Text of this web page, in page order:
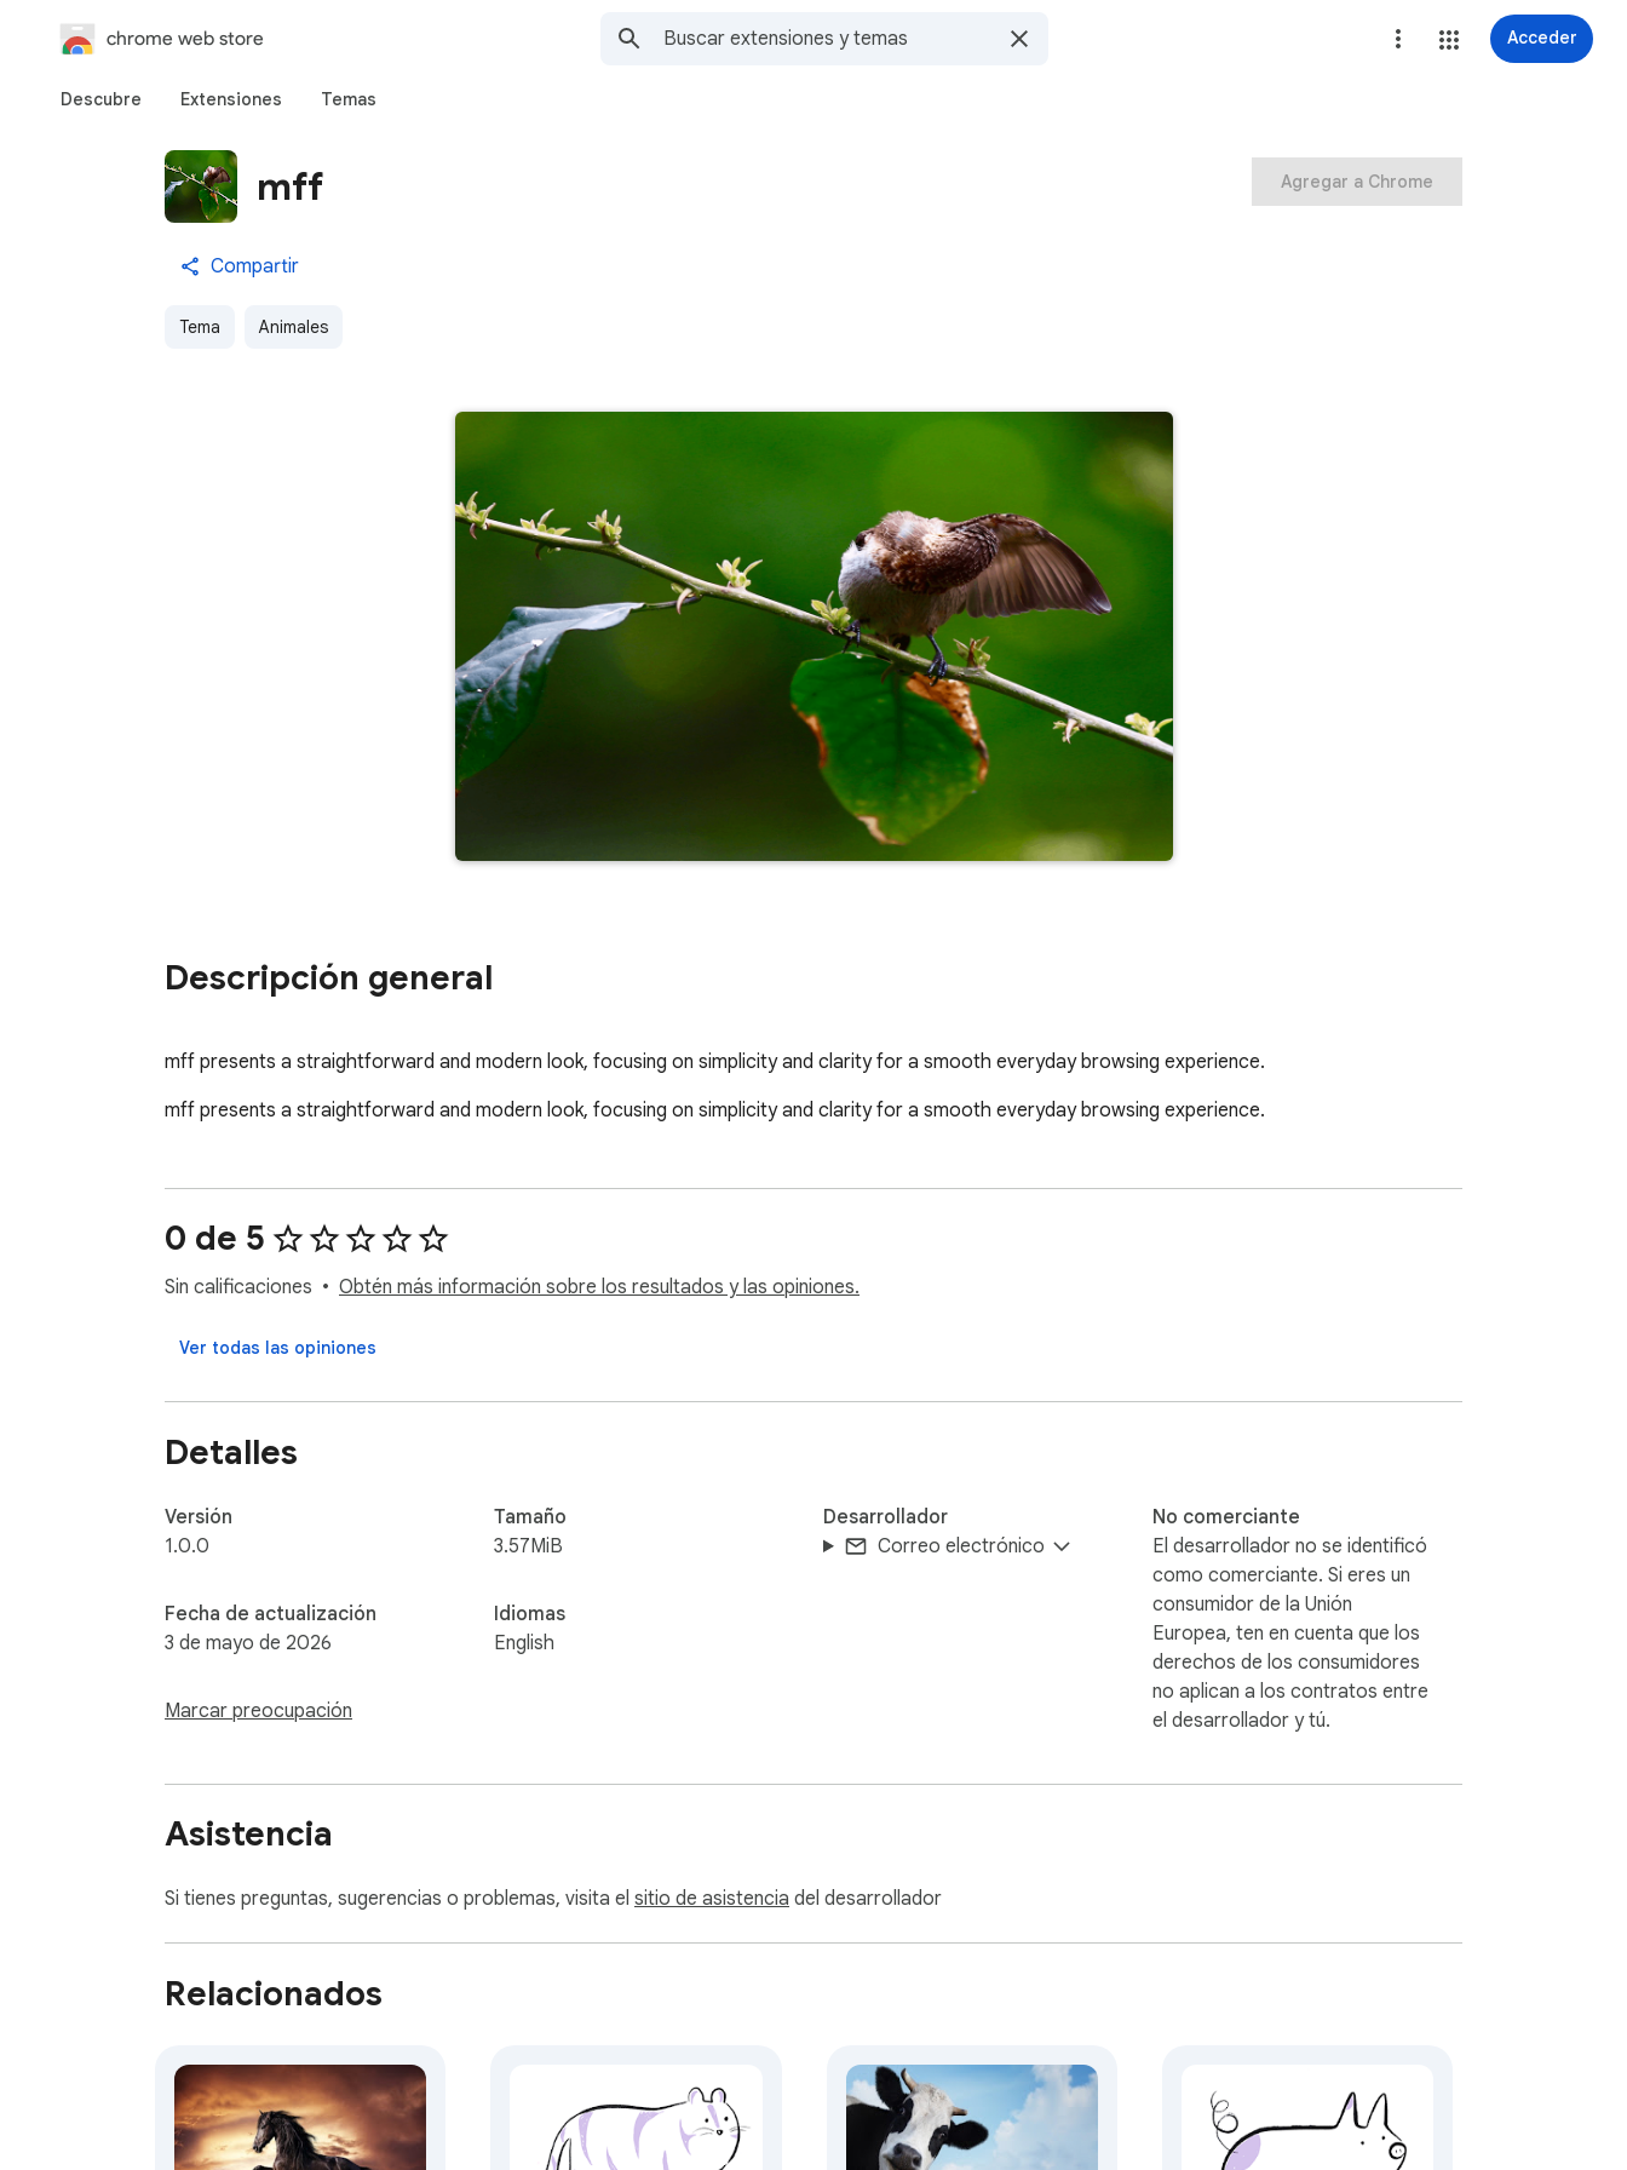
chrome web store Acceder
Descubre Extensiones Temas
mff
Compartir
Tema Animales
Agregar a Chrome
Descripción general
mff presents a straightforward and modern look, focusing on simplicity and clarity for a smooth everyday browsing experience.
mff presents a straightforward and modern look, focusing on simplicity and clarity for a smooth everyday browsing experience.
0 de 5
Sin calificaciones Obtén más información sobre los resultados y las opiniones.
Ver todas las opiniones
Detalles
Versión
1.0.0
Fecha de actualización
3 de mayo de 2026
Marcar preocupación
Tamaño
3.57MiB
Idiomas
English
Desarrollador
Correo electrónico
No comerciante
El desarrollador no se identificó
como comerciante. Si eres un
consumidor de la Unión
Europea, ten en cuenta que los
derechos de los consumidores
no aplican a los contratos entre
el desarrollador y tú.
Asistencia
Si tienes preguntas, sugerencias o problemas, visita el sitio de asistencia del desarrollador
Relacionados